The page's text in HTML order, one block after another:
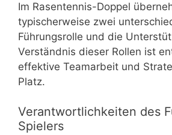
Im Rasentennis-Doppel
typischerweise zwei
Führungsrolle und die
Verständnis dieser Rollen ist
effektive Teamarbeit und
Platz.
Verantwortlichkeiten des
Spielers